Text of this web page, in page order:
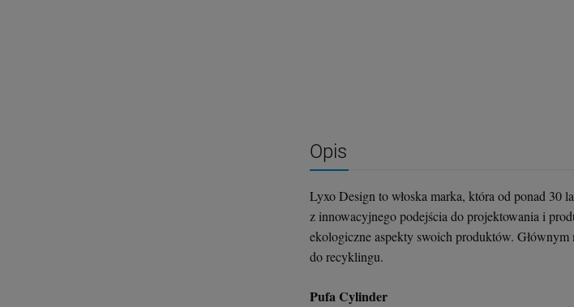
Opis
Lyxo Design to włoska marka, która od ponad 30
z innowacyjnego podejścia do projektowania i
ekologiczne aspekty swoich produktów.
do recyklingu.
Pufa Cylinder